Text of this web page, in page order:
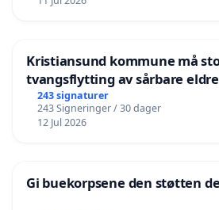
Kristiansund kommune må
tvangsflytting av sårbare eldre
243 signaturer
243 Signeringer / 30 dager
12 Jul 2026
Gi buekorpsene den støtten